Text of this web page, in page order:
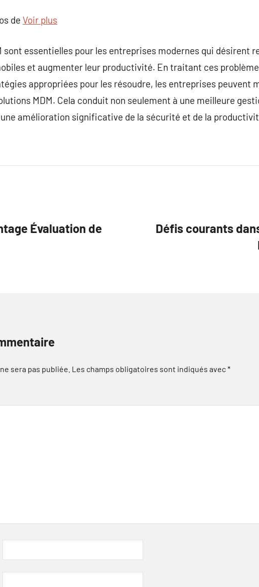
de Voir plus
sont essentielles pour les entreprises modernes qui désirent
et augmenter leur productivité. En traitant ces
appropriées pour les résoudre, les entreprises peuvent
MDM. Cela conduit non seulement à une meilleure
amélioration significative de la sécurité et de la
Évaluation de
Défis courants
sera pas publiée. Les champs obligatoires sont indiqués avec*